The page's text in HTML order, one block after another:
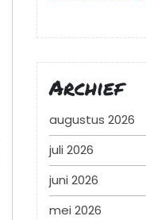
Archief
augustus 2026
juli 2026
juni 2026
mei 2026